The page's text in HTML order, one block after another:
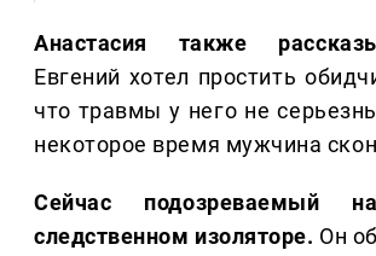
Анастасия также
Евгений хотел простить
что травмы у него не
некоторое время мужчина
Сейчас подозреваемый
следственном изоляторе. Он